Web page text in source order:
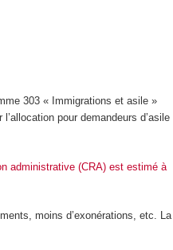
303 « Immigrations et asile »
pour demandeurs d’asile
administrative (CRA) est estimé à
moins d’exonérations, etc. La